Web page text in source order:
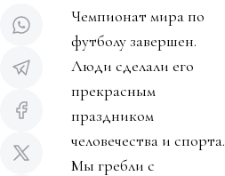
Чемпионат мира по
футболу завершен.
Люди сделали его
прекрасным
праздником
человечества и спорта.
Мы гребли с